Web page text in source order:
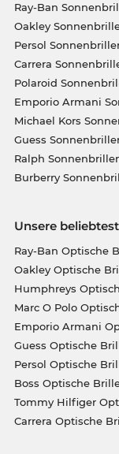
Ray-Ban
Oakley
Persol
Carrera
Polaroid
Emporio Armani
Michael Kors
Guess
Ralph
Burberry
Unsere
Ray-Ban Optische
Oakley Optische
Humphreys
Marc O Polo
Emporio Armani
Guess Optische
Persol Optische
Boss Optische
Tommy Hilfiger
Carrera Optische